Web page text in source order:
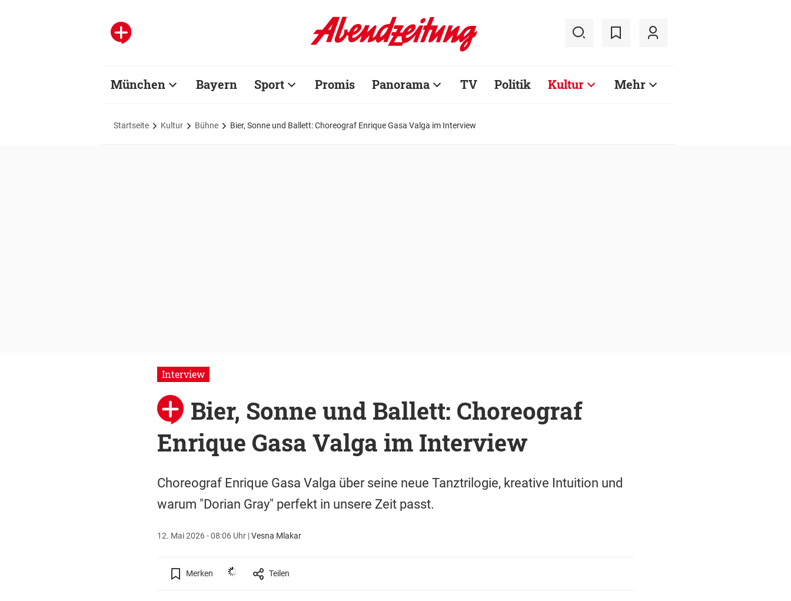
München Bayern Sport Promis Panorama TV Politik Kultur Mehr
Startseite Kultur Bühne Bier, Sonne und Ballett: Choreograf Enrique Gasa Valga im Interview
Interview
Bier, Sonne und Ballett: Choreograf
Enrique Gasa Valga im Interview
Choreograf Enrique Gasa Valga über seine neue Tanztrilogie, kreative Intuition und
warum "Dorian Gray" perfekt in unsere Zeit passt.
12. Mai 2026 - 08:06 Uhr |Vesna Mlakar
Merken Teilen